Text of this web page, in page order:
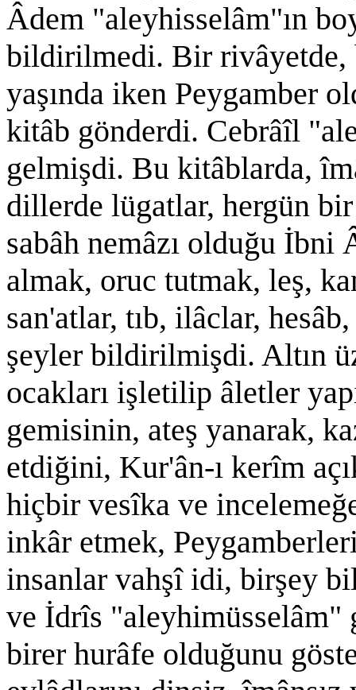
Âdem "aleyhisselâm"ın
bildirilmedi. Bir rivâyetde,
yaşında iken Peygamber
kitâb gönderdi. Cebrâîl
gelmişdi. Bu kitâblarda,
dillerde lügatlar, hergün
sabâh nemâzı olduğu İbni
almak, oruc tutmak, leş,
san'atlar, tıb, ilâclar,
şeyler bildirilmişdi. Altın
ocakları işletilip âletler
gemisinin, ateş yanarak,
etdiğini, Kur'ân-ı kerîm
hiçbir vesîka ve
inkâr etmek,
insanlar vahşî idi, birşey
ve İdrîs "aleyhimüsselâm"
birer hurâfe olduğunu